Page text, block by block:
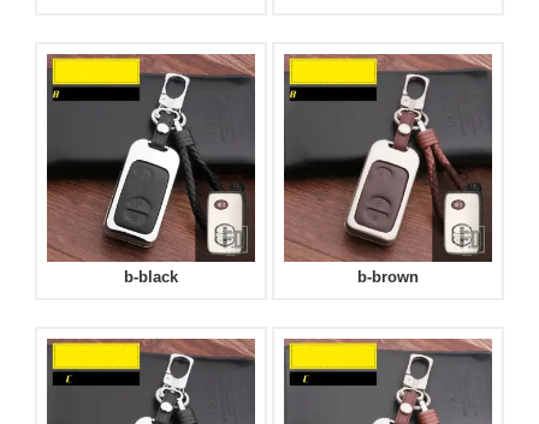
b-black b-brown